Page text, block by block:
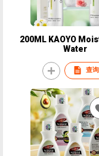
200ML KAOYO
Water
查询